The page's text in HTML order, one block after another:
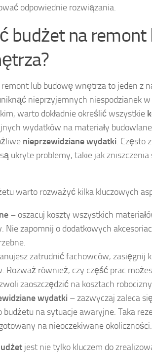
odpowiednie rozwiązania.
budżet na remont
lub budowę wnętrza to jeden z
nieprzyjemnych niespodzianek
warto dokładnie określić wszystkie
wydatków na materiały
nieprzewidziane wydatki. Często
ukryte problemy, takie jak
warto rozważyć kilka kluczowych
– oszacuj koszty wszystkich
Nie zapomnij o dodatkowych
zatrudnić fachowców, zasięgnij
Rozważ również, czy część prac
zaoszczędzić na kosztach
wydatki – zazwyczaj zaleca
budżetu na sytuacje awaryjne. Taka
na nieoczekiwane okoliczności.
jest nie tylko kluczem do